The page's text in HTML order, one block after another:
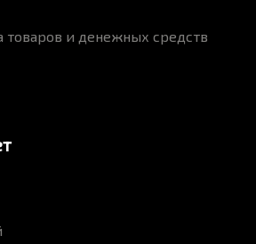
товаров и денежных средств